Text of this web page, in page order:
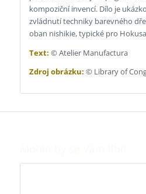
kompoziční invencí. Dílo je
zvládnutí techniky barevného
oban nishikie, typické pro
Text: © Atelier Manufactura
Zdroj obrázku: © Library of